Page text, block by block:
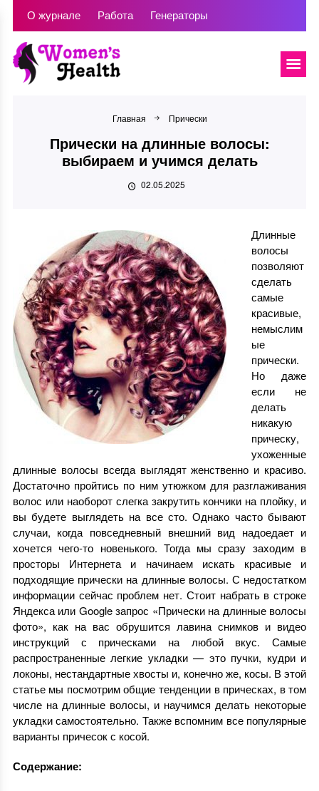
О журнале Работа Генераторы
Главная Прически
Прически на длинные волосы:
выбираем и учимся делать
02.05.2025
Длинные
волосы
позволяют
сделать
самые
красивые,
немыслим
ые
прически.
Но даже
если не
делать
никакую
прическу,
ухоженные
длинные волосы всегда выглядят женственно и красиво.
Достаточно пройтись по ним утюжком для разглаживания
волос или наоборот слегка закрутить кончики на плойку, и
вы будете выглядеть на все сто. Однако часто бывают
случаи, когда повседневный внешний вид надоедает и
хочется чего-то новенького. Тогда мы сразу заходим в
просторы Интернета и начинаем искать красивые и
подходящие прически на длинные волосы. С недостатком
информации сейчас проблем нет. Стоит набрать в строке
Яндекса или Google запрос «Прически на длинные волосы
фото», как на вас обрушится лавина снимков и видео
инструкций с прическами на любой вкус. Самые
распространенные легкие укладки — это пучки, кудри и
локоны, нестандартные хвосты и, конечно же, косы. В этой
статье мы посмотрим общие тенденции в прическах, в том
числе на длинные волосы, и научимся делать некоторые
укладки самостоятельно. Также вспомним все популярные
варианты причесок с косой.
Содержание: